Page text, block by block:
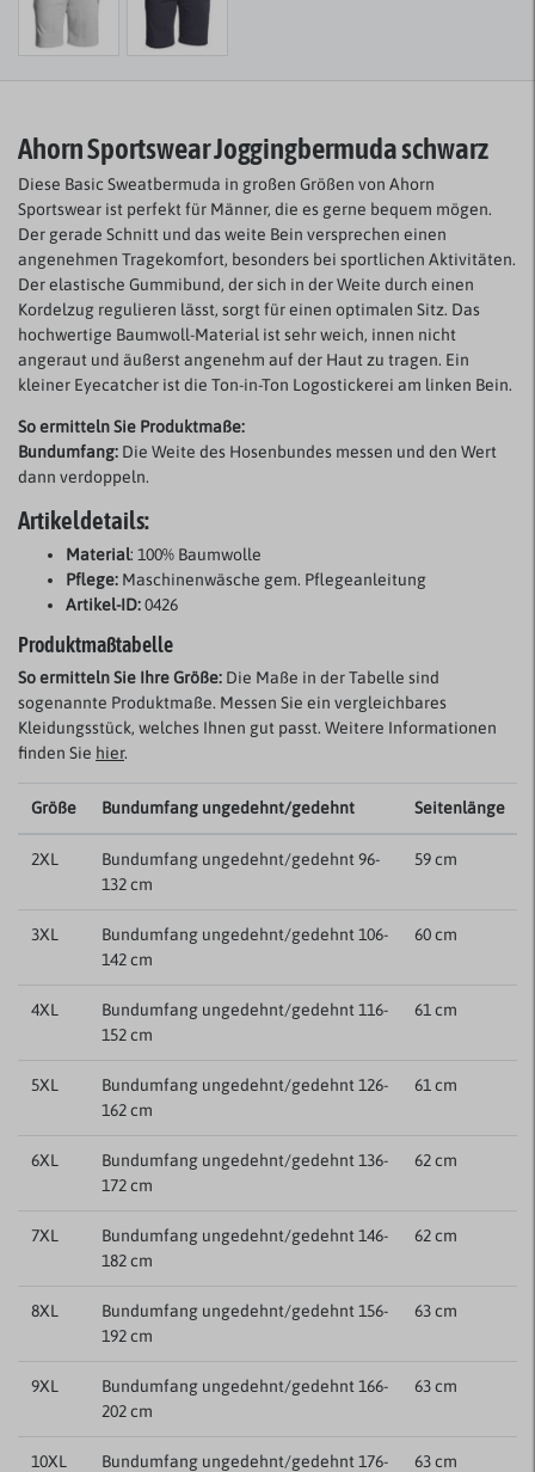
Ahorn Sportswear Joggingbermuda schwarz
Diese Basic Sweatbermuda in großen Größen von Ahorn
Sportswear ist perfekt für Männer, die es gerne bequem mögen.
Der gerade Schnitt und das weite Bein versprechen einen
angenehmen Tragekomfort, besonders bei sportlichen Aktivitäten.
Der elastische Gummibund, der sich in der Weite durch einen
Kordelzug regulieren lässt, sorgt für einen optimalen Sitz. Das
hochwertige Baumwoll-Material ist sehr weich, innen nicht
angeraut und äußerst angenehm auf der Haut zu tragen. Ein
kleiner Eyecatcher ist die Ton-in-Ton Logostickerei am linken Bein.
So ermitteln Sie Produktmaße:
Bundumfang: Die Weite des Hosenbundes messen und den Wert
dann verdoppeln.
Artikeldetails:
Material: 100% Baumwolle
Pflege: Maschinenwäsche gem. Pflegeanleitung
Artikel-ID:0426
Produktmaßtabelle
So ermitteln Sie Ihre Größe: Die Maße in der Tabelle sind
sogenannte Produktmaße. Messen Sie ein vergleichbares
Kleidungsstück, welches Ihnen gut passt. Weitere Informationen
finden Sie hier.
Größe Bundumfang ungedehnt/gedehnt Seitenlänge
2XL
Bundumfang ungedehnt/gedehnt 96-
132 cm
59 cm
3XL
Bundumfang ungedehnt/gedehnt 106-
142 cm
60 cm
4XL
Bundumfang ungedehnt/gedehnt 116-
152 cm
61 cm
5XL
Bundumfang ungedehnt/gedehnt 126-
162 cm
61 cm
6XL
Bundumfang ungedehnt/gedehnt 136-
172 cm
62 cm
7XL
Bundumfang ungedehnt/gedehnt 146-
182 cm
62 cm
8XL
Bundumfang ungedehnt/gedehnt 156-
192 cm
63 cm
9XL
Bundumfang ungedehnt/gedehnt 166-
202 cm
63 cm
10XL Bundumfang ungedehnt/gedehnt 176- 63 cm